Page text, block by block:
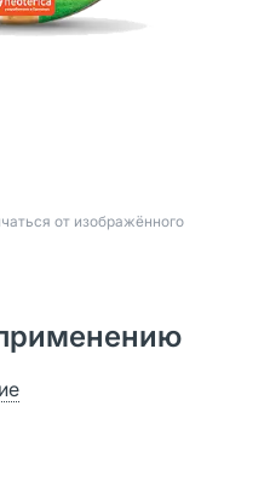
от изображённого